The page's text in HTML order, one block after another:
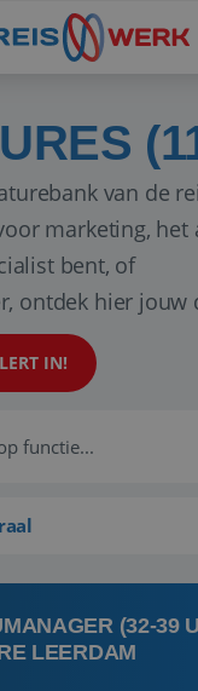
van de
marketing, het
bent, of
ontdek hier jouw
IN!
(32-39
LEERDAM